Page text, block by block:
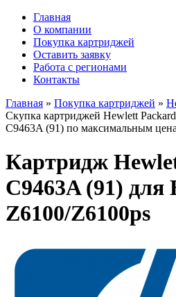
Главная
О компании
Покупка картриджей
Оставить заявку
Работа с регионами
Контакты
Главная » Покупка картриджей »
Скупка картриджей Hewlett
C9463A (91) по максимальным
Картридж
C9463A (91) для
Z6100/Z6100ps